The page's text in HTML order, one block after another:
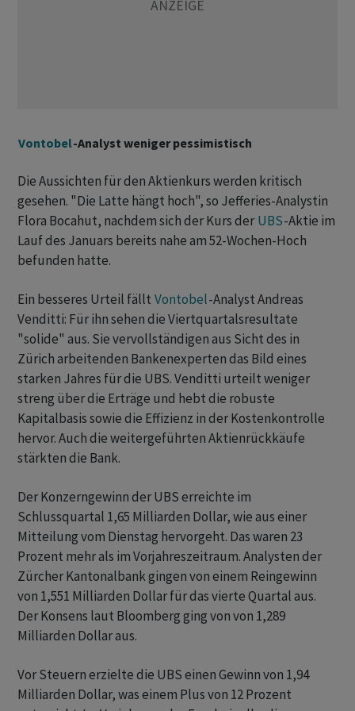
Vontobel-Analyst weniger pessimistisch
Die Aussichten für den Aktienkurs werden kritisch
gesehen. "Die Latte hängt hoch", so Jefferies-Analystin
Flora Bocahut, nachdem sich der Kurs der UBS-Aktie im
Lauf des Januars bereits nahe am 52-Wochen-Hoch
befunden hatte.
Ein besseres Urteil fällt Vontobel-Analyst Andreas
Venditti: Für ihn sehen die Viertquartalsresultate
"solide" aus. Sie vervollständigen aus Sicht des in
Zürich arbeitenden Bankenexperten das Bild eines
starken Jahres für die UBS. Venditti urteilt weniger
streng über die Erträge und hebt die robuste
Kapitalbasis sowie die Effizienz in der Kostenkontrolle
hervor. Auch die weitergeführten Aktienrückkäufe
stärkten die Bank.
Der Konzerngewinn der UBS erreichte im
Schlussquartal 1,65 Milliarden Dollar, wie aus einer
Mitteilung vom Dienstag hervorgeht. Das waren 23
Prozent mehr als im Vorjahreszeitraum. Analysten der
Zürcher Kantonalbank gingen von einem Reingewinn
von 1,551 Milliarden Dollar für das vierte Quartal aus.
Der Konsens laut Bloomberg ging von von 1,289
Milliarden Dollar aus.
Vor Steuern erzielte die UBS einen Gewinn von 1,94
Milliarden Dollar, was einem Plus von 12 Prozent